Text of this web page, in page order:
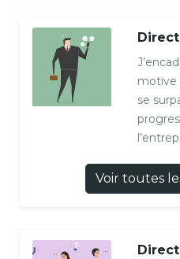
motive
se
Voir toutes